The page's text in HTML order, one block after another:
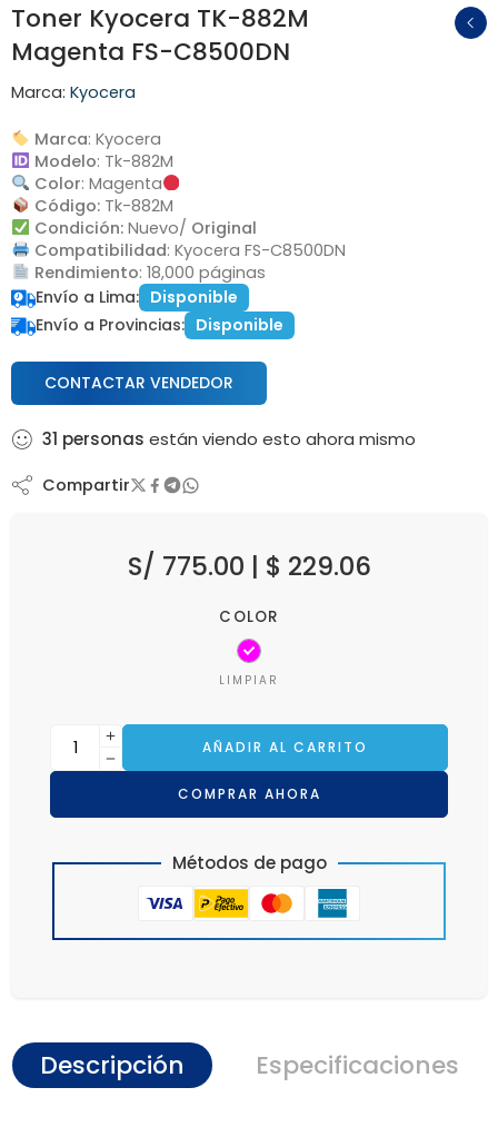
Toner Kyocera TK-882M
Magenta FS-C8500DN
Marca: Kyocera
Marca: Kyocera
Modelo: Tk-882M
Color: Magenta
Código:Tk-882M
Condición: Nuevo/ Original
Compatibilidad: Kyocera FS-C8500DN
Rendimiento: 18,000 páginas
Envío a Lima: Disponible
Envío a Provincias: Disponible
CONTACTAR VENDEDOR
31 personas están viendo esto ahora mismo
Compartir
S/ 775.00 | $ 229.06
COLOR
LIMPIAR
AÑADIR AL CARRITO
COMPRAR AHORA
Métodos de pago
Descripción Especificaciones